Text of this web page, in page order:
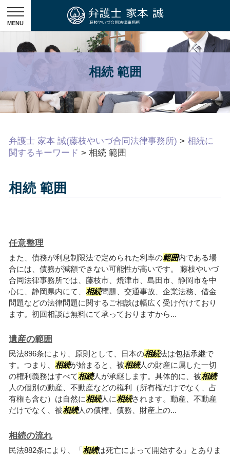
相続 範囲
弁護士 家本 誠(藤枝やいづ合同法律事務所) > 相続に
関するキーワード > 相続 範囲
相続 範囲
任意整理
また、債務が利息制限法で定められた利率の範囲内である場
合には、債務が減額できない可能性が高いです。 藤枝やいづ
合同法律事務所では、藤枝市、焼津市、島田市、静岡市を中
心に、静岡県内にて、 相続問題、交通事故、企業法務、借金
問題などの法律問題に関するご相談は幅広く受け付けており
ます。初回相談は無料にて承っておりますから...
遺産の範囲
民法896条により、原則として、日本の相続法は包括承継で
す。つまり、 相続が始まると、被相続人の財産に属した一切
の権利義務はすべて相続人が承継します。具体的に、被相続
人の個別の動産、不動産などの権利（所有権だけでなく、占
有権も含む）は自然に相続人に相続されます。動産、不動産
だけでなく、被相続人の債権、債務、財産上の...
相続の流れ
民法882条により、「相続は死亡によって開始する」とありま